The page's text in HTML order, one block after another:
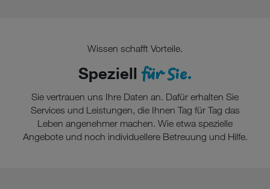
Wissen schafft Vorteile.
Speziellfür Sie.
Sie vertrauen uns Ihre Daten an. Dafür erhalten Sie
Services und Leistungen, die Ihnen Tag für Tag das
Leben angenehmer machen. Wie etwa spezielle
Angebote und noch individuellere Betreuung und Hilfe.